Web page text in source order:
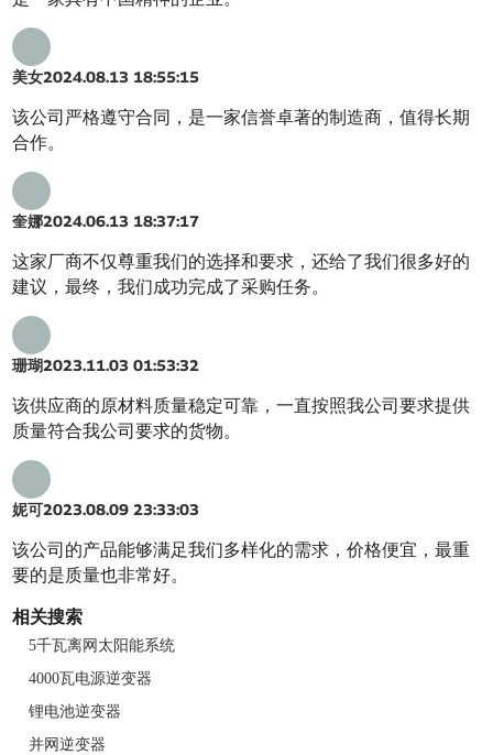
美女2024.08.13 18:55:15
该公司严格遵守合同，是一家信誉卓著的制造商，值得长期
合作。
奎娜2024.06.13 18:37:17
这家厂商不仅尊重我们的选择和要求，还给了我们很多好的
建议，最终，我们成功完成了采购任务。
珊瑚2023.11.03 01:53:32
该供应商的原材料质量稳定可靠，一直按照我公司要求提供
质量符合我公司要求的货物。
妮可2023.08.09 23:33:03
该公司的产品能够满足我们多样化的需求，价格便宜，最重
要的是质量也非常好。
相关搜索
5千瓦离网太阳能系统
4000瓦电源逆变器
锂电池逆变器
并网逆变器